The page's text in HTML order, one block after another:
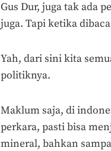
Gus Dur, juga tak ada
juga. Tapi ketika
Yah, dari sini kita
politiknya.
Maklum saja, di
perkara, pasti bisa
mineral, bahkan